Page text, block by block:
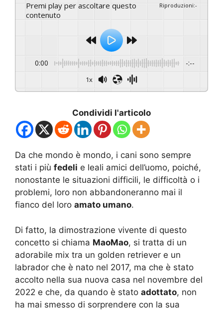
Premi play per ascoltare questo
contenuto
Riproduzioni:-
0:00 -:--
1x
Condividi l'articolo
Da che mondo è mondo, i cani sono sempre
stati i più fedeli e leali amici dell’uomo, poiché,
nonostante le situazioni difficili, le difficoltà o i
problemi, loro non abbandoneranno mai il
fianco del loro amato umano.
Di fatto, la dimostrazione vivente di questo
concetto si chiama MaoMao, si tratta di un
adorabile mix tra un golden retriever e un
labrador che è nato nel 2017, ma che è stato
accolto nella sua nuova casa nel novembre del
2022 e che, da quando è stato adottato, non
ha mai smesso di sorprendere con la sua